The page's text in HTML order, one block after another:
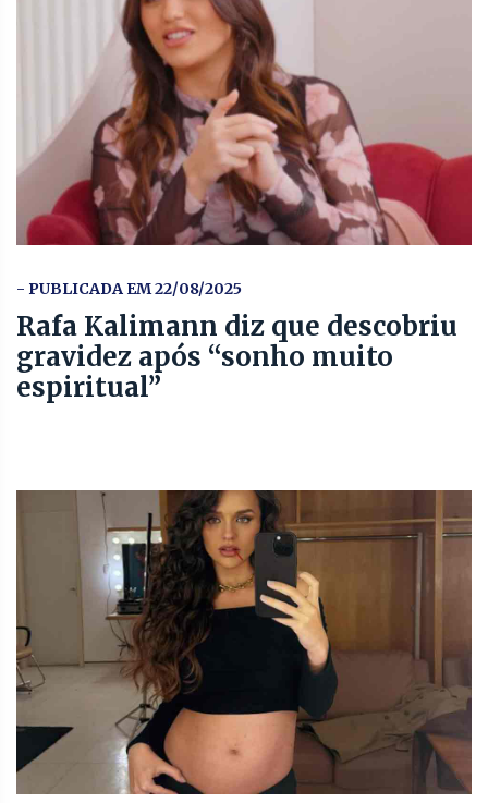
- PUBLICADA EM 22/08/2025
Rafa Kalimann diz que descobriu
gravidez após “sonho muito
espiritual”